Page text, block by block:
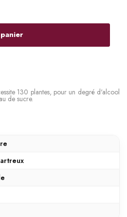
130 plantes, pour un degré d'alcool
de sucre.